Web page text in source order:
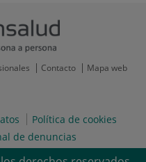
Contacto Mapa web
Política de cookies
de denuncias